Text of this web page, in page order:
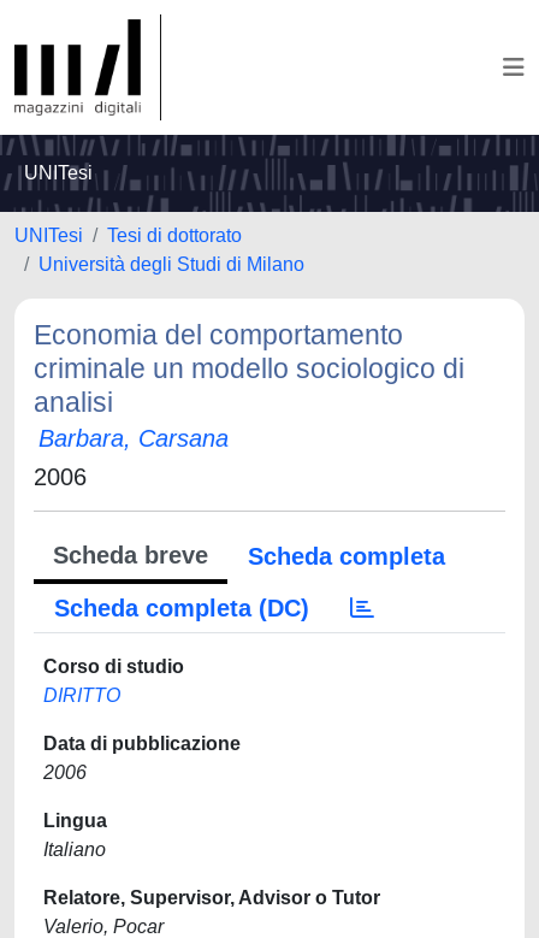
UNITesi
UNITesi
Tesi di dottorato
Università degli Studi di Milano
Economia del comportamento
criminale un modello sociologico di
analisi
Barbara, Carsana
2006
Scheda breve
Scheda completa
Scheda completa (DC)
Corso di studio
DIRITTO
Data di pubblicazione
2006
Lingua
Italiano
Relatore, Supervisor, Advisor o Tutor
Valerio, Pocar